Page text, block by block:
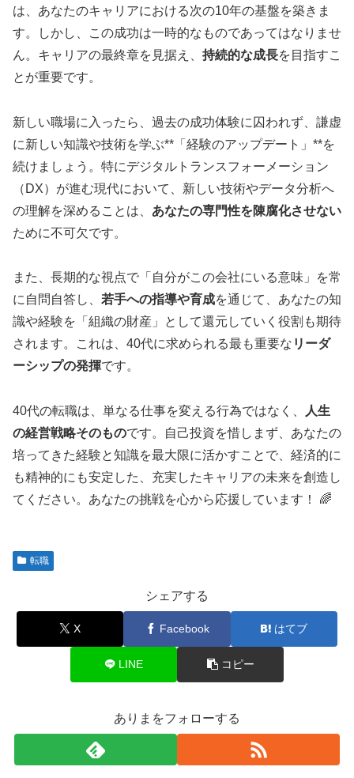
は、あなたのキャリアにおける次の10年の基盤を築きま
す。しかし、この成功は一時的なものであってはなりませ
ん。キャリアの最終章を見据え、 持続的な成長を目指すこ
とが重要です。
新しい職場に入ったら、過去の成功体験に囚われず、謙虚
に新しい知識や技術を学ぶ**「経験のアップデート」**を
続けましょう。特にデジタルトランスフォーメーション
（DX）が進む現代において、新しい技術やデータ分析へ
の理解を深めることは、 あなたの専門性を陳腐化させない
ために不可欠です。
また、長期的な視点で「自分がこの会社にいる意味」を常
に自問自答し、 若手への指導や育成を通じて、あなたの知
識や経験を「組織の財産」として還元していく役割も期待
されます。これは、40代に求められる最も重要な リーダ
ーシップの発揮です。
40代の転職は、単なる仕事を変える行為ではなく、
人生
の経営戦略そのものです。自己投資を惜しまず、あなたの
培ってきた経験と知識を最大限に活かすことで、経済的に
も精神的にも安定した、充実したキャリアの未来を創造し
てください。あなたの挑戦を心から応援しています！ 🌈
転職
シェアする
X Facebook はてブ
LINE コピー
ありまをフォローする